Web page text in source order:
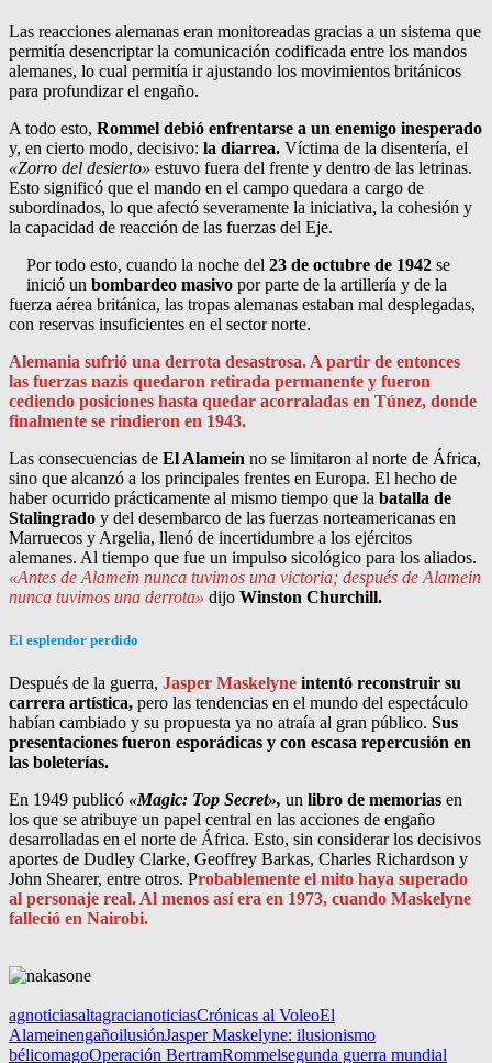
Las reacciones alemanas eran monitoreadas gracias a un sistema que
permitía desencriptar la comunicación codificada entre los mandos
alemanes, lo cual permitía ir ajustando los movimientos británicos
para profundizar el engaño.
A todo esto, Rommel debió enfrentarse a un enemigo inesperado
y, en cierto modo, decisivo: la diarrea. Víctima de la disentería, el
«Zorro del desierto» estuvo fuera del frente y dentro de las letrinas.
Esto significó que el mando en el campo quedara a cargo de
subordinados, lo que afectó severamente la iniciativa, la cohesión y
la capacidad de reacción de las fuerzas del Eje.
Por todo esto, cuando la noche del 23 de octubre de 1942 se
inició un bombardeo masivo por parte de la artillería y de la
fuerza aérea británica, las tropas alemanas estaban mal desplegadas,
con reservas insuficientes en el sector norte.
Alemania sufrió una derrota desastrosa. A partir de entonces
las fuerzas nazis quedaron retirada permanente y fueron
cediendo posiciones hasta quedar acorraladas en Túnez, donde
finalmente se rindieron en 1943.
Las consecuencias de El Alamein no se limitaron al norte de África,
sino que alcanzó a los principales frentes en Europa. El hecho de
haber ocurrido prácticamente al mismo tiempo que la batalla de
Stalingrado y del desembarco de las fuerzas norteamericanas en
Marruecos y Argelia, llenó de incertidumbre a los ejércitos
alemanes. Al tiempo que fue un impulso sicológico para los aliados.
«Antes de Alamein nunca tuvimos una victoria; después de Alamein
nunca tuvimos una derrota» dijo Winston Churchill.
El esplendor perdido
Después de la guerra, Jasper Maskelyne intentó reconstruir su
carrera artística, pero las tendencias en el mundo del espectáculo
habían cambiado y su propuesta ya no atraía al gran público. Sus
presentaciones fueron esporádicas y con escasa repercusión en
las boleterías.
En 1949 publicó «Magic: Top Secret», un libro de memorias en
los que se atribuye un papel central en las acciones de engaño
desarrolladas en el norte de África. Esto, sin considerar los decisivos
aportes de Dudley Clarke, Geoffrey Barkas, Charles Richardson y
John Shearer, entre otros. Probablemente el mito haya superado
al personaje real. Al menos así era en 1973, cuando Maskelyne
falleció en Nairobi.
agnoticiasaltagracianoticiasCrónicas al VoleoEl
AlameinengañoilusiónJasper Maskelyne: ilusionismo
bélicomagoOperación BertramRommelsegunda guerra mundial